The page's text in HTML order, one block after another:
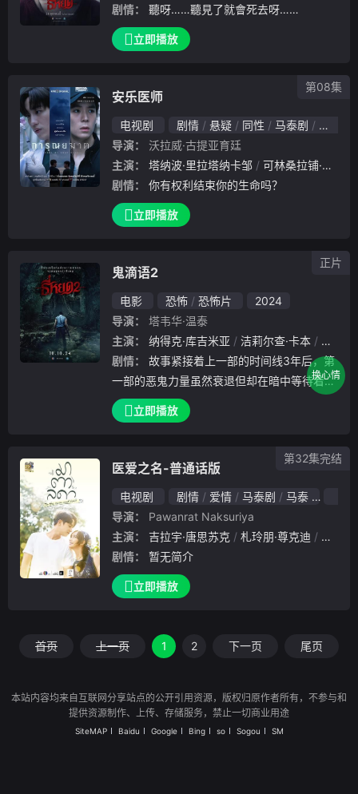
剧情：
聽呀……聽見了就會死去呀……
立即播放
安乐医师
电视剧 剧情 悬疑 同性 马泰剧
马泰
导演：
沃拉威·古提亚育廷
主演：
塔纳波·里拉塔纳卡邹
可林桑拉铺·皮木颂克朗
剧情：
你有权利结束你的生命吗？
立即播放
第08集
鬼滴语2
电影 恐怖 恐怖片
2024
导演：
塔韦华·温泰
主演：
纳得克·库吉米亚 洁莉尔查·卡本
卡杰布
剧情：
一部的恶鬼力量虽然衰退但却在暗中等待着复
苏的机会，很快一些系列的诡异事件开始发生
，主角们开始意识到这一次的邪恶力量背后还
立即播放
正片
医爱之名-普通话版
电视剧 剧情 爱情 马泰剧 马泰
导演：
Pawanrat Naksuriya
主演：
吉拉宇·唐思苏克 札玲朋·尊克迪
瓦西拉
剧情：
暂无简介
立即播放
第32集完结
首页 上一页 1 2 下一页 尾页
本站内容均来自互联网分享站点的公开引用资源，版权归原作者所有，不参与和
提供资源制作、上传、存储服务，禁止一切商业用途
SiteMAP Baidu Google Bing so Sogou SM
换心情